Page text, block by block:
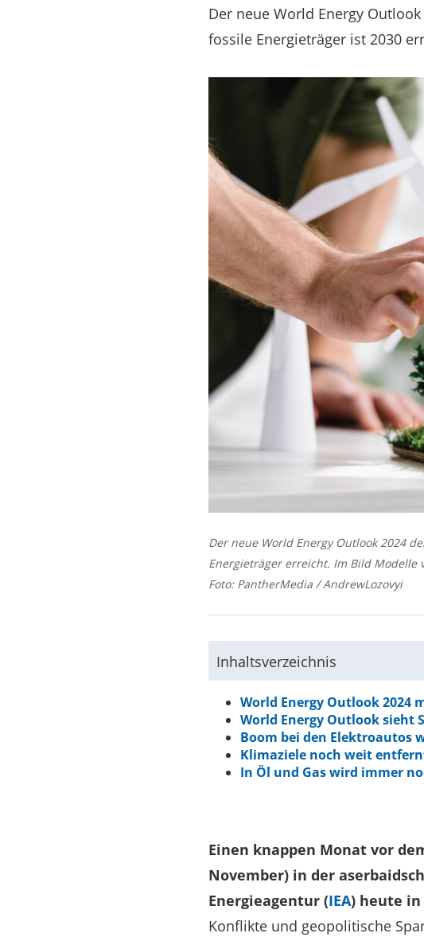
Der neue World Energy
fossile Energieträger ist 2030
Der neue World Energy Outlook 2024
Energieträger erreicht. Im Bild Modelle
Foto: PantherMedia / AndrewLozovyi
Inhaltsverzeichnis
World Energy Outlook 2024
World Energy Outlook sieht
Boom bei den Elektroautos
Klimaziele noch weit
In Öl und Gas wird immer
Einen knappen Monat vor
November) in der
Energieagentur (IEA) heute in
Konflikte und geopolitische